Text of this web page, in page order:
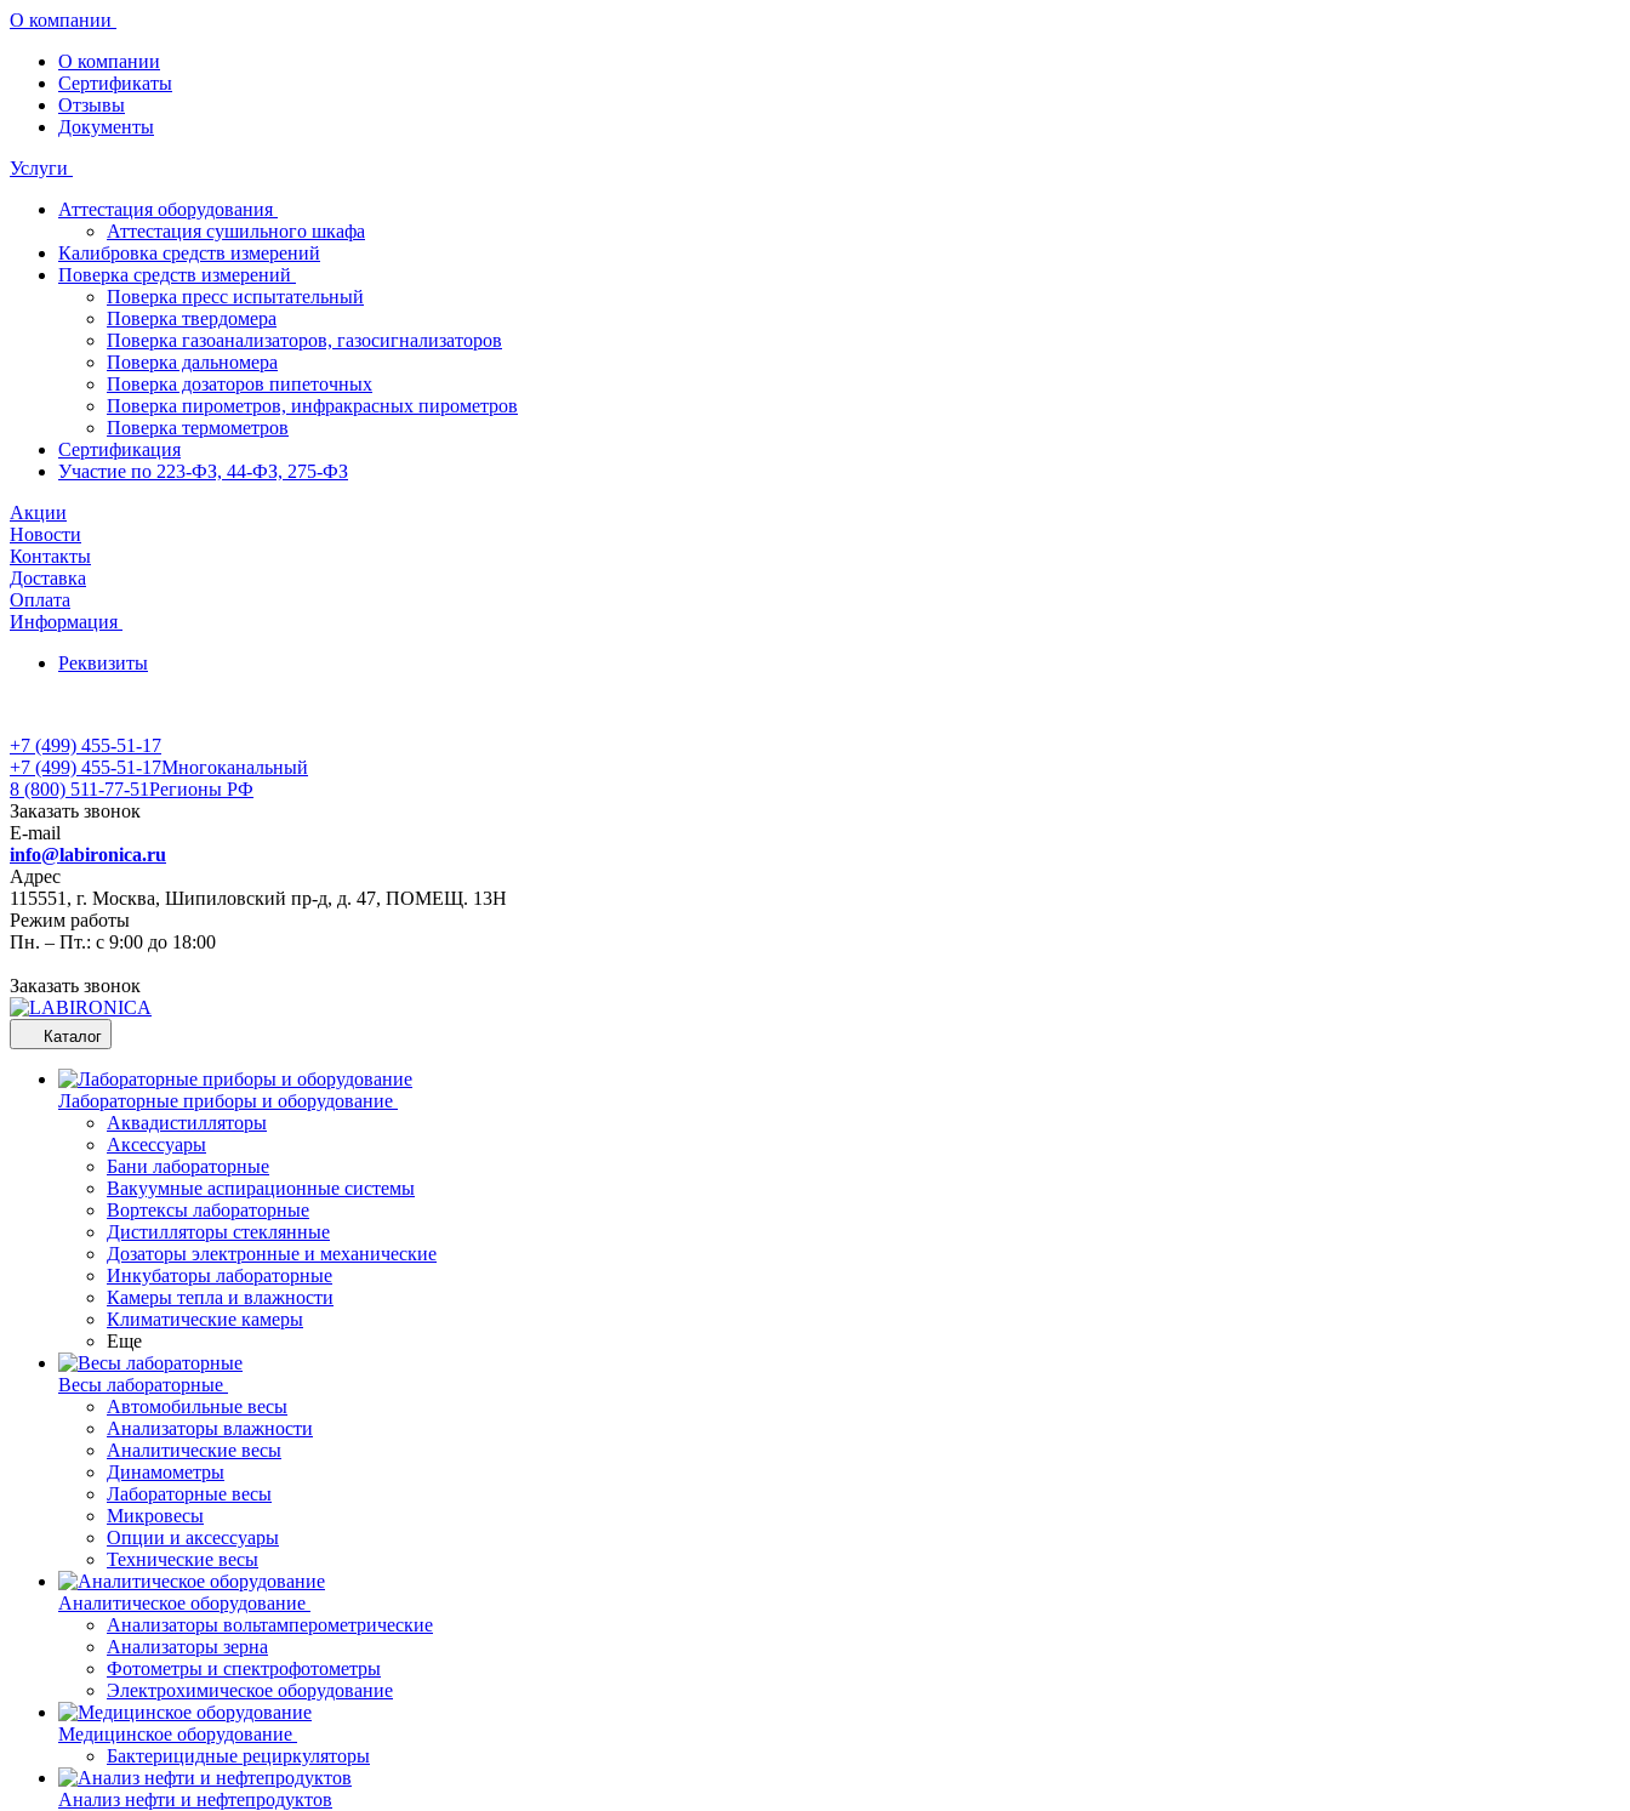
О компании
О компании
Сертификаты
Отзывы
Документы
Услуги
Аттестация оборудования
Аттестация сушильного шкафа
Калибровка средств измерений
Поверка средств измерений
Поверка пресс испытательный
Поверка твердомера
Поверка газоанализаторов, газосигнализаторов
Поверка дальномера
Поверка дозаторов пипеточных
Поверка пирометров, инфракрасных пирометров
Поверка термометров
Сертификация
Участие по 223-ФЗ, 44-ФЗ, 275-ФЗ
Акции
Новости
Контакты
Доставка
Оплата
Информация
Реквизиты
+7 (499) 455-51-17
+7 (499) 455-51-17Многоканальный
8 (800) 511-77-51Регионы РФ
Заказать звонок
E-mail
info@labironica.ru
Адрес
115551, г. Москва, Шипиловский пр-д, д. 47, ПОМЕЩ. 13Н
Режим работы
Пн. – Пт.: с 9:00 до 18:00
Заказать звонок
Каталог
Лабораторные приборы и оборудование
Аквадистилляторы
Аксессуары
Бани лабораторные
Вакуумные аспирационные системы
Вортексы лабораторные
Дистилляторы стеклянные
Дозаторы электронные и механические
Инкубаторы лабораторные
Камеры тепла и влажности
Климатические камеры
Еще
Весы лабораторные
Автомобильные весы
Анализаторы влажности
Аналитические весы
Динамометры
Лабораторные весы
Микровесы
Опции и аксессуары
Технические весы
Аналитическое оборудование
Анализаторы вольтамперометрические
Анализаторы зерна
Фотометры и спектрофотометры
Электрохимическое оборудование
Медицинское оборудование
Бактерицидные рециркуляторы
Анализ нефти и нефтепродуктов